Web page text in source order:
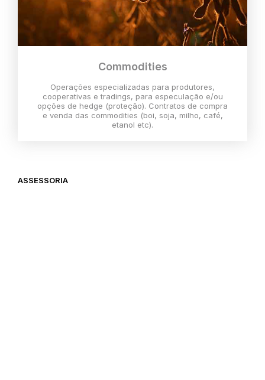
Commodities
Operações especializadas para produtores,
cooperativas e tradings, para especulação e/ou
opções de hedge (proteção). Contratos de compra
e venda das commodities (boi, soja, milho, café,
etanol etc).
ASSESSORIA